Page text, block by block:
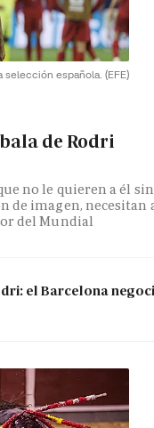
selección española. (EFE)
de Rodri
no le quieren a él
de imagen, necesitan
del Mundial
el Barcelona